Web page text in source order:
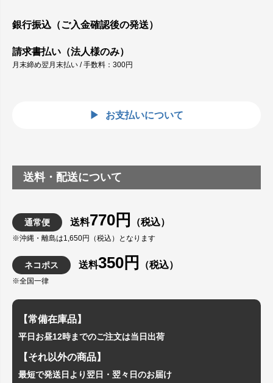
銀行振込（ご入金確認後の発送）
請求書払い（法人様のみ）
月末締め翌月末払い / 手数料：300円
お支払いについて
送料・配送について
通常便 送料770円 （税込）
※沖縄・離島は1,650円（税込）となります
ネコポス 送料350円 （税込）
※全国一律
【常備在庫品】
平日お昼12時までのご注文は当日出荷
【それ以外の商品】
最短で発送日より翌日・翌々日のお届け